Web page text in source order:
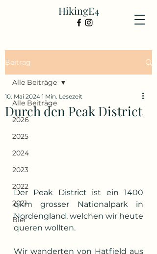
HikingE4
Beitrag
Alle Beiträge
2026
2025
2024
2023
2022
2021
Bier
Alle Beiträge
Durch den Peak District
10. Mai 2024 1 Min. Lesezeit
Der Peak District ist ein 1400
qkm grosser Nationalpark in
Nordengland, welchen wir heute
queren wollten.
Wir wanderten von Hatfield aus